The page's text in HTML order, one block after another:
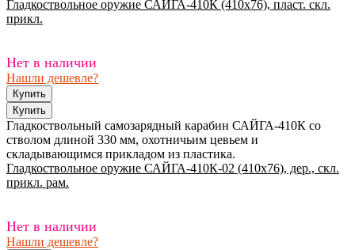
Гладкоствольное оружие САЙГА-410К (410х76), пласт. скл.
прикл.
Нет в наличии
Нашли дешевле?
Гладкоствольный самозарядный карабин САЙГА-410К со
стволом длиной 330 мм, охотничьим цевьем и
складывающимся прикладом из пластика.
Гладкоствольное оружие САЙГА-410К-02 (410х76), дер., скл.
прикл. рам.
Нет в наличии
Нашли дешевле?